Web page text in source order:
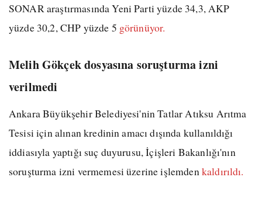
SONAR araştırmasında Yeni Parti yüzde 34,3, AKP
yüzde 30,2, CHP yüzde 5 görünüyor.
Melih Gökçek dosyasına soruşturma izni
verilmedi
Ankara Büyükşehir Belediyesi'nin Tatlar Atıksu Arıtma
Tesisi için alınan kredinin amacı dışında kullanıldığı
iddiasıyla yaptığı suç duyurusu, İçişleri Bakanlığı'nın
soruşturma izni vermemesi üzerine işlemdenkaldırıldı.